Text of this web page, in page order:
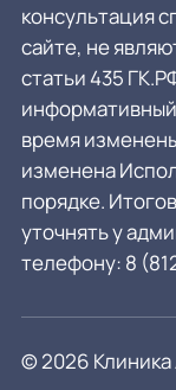
консультация
сайте, не
статьи 435
время
изменена
порядке.
уточнять у
телефону: 8
© 2026